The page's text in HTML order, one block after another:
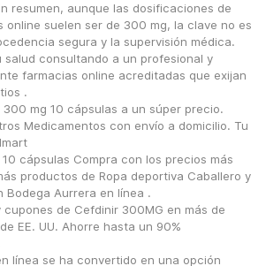
resumen, aunque las dosificaciones de
online suelen ser de 300 mg, la clave no es
segura y la supervisión médica.
salud consultando a un profesional y
farmacias online acreditadas que exijan
.
300 mg 10 cápsulas a un súper precio.
Medicamentos con envío a domicilio. Tu
cápsulas Compra con los precios más
productos de Ropa deportiva Caballero y
Bodega Aurrera en línea .
cupones de Cefdinir 300MG en más de
EE. UU. Ahorre hasta un 90%
línea se ha convertido en una opción